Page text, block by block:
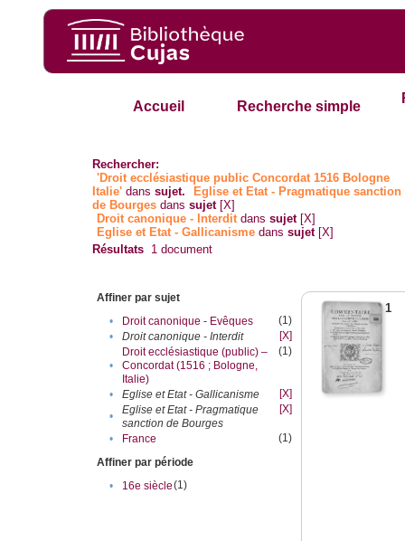
Accueil Recherche simple
Rechercher:
'Droit ecclésiastique public Concordat 1516 Bologne
Italie' danssujet.
Eglise et Etat - Pragmatique sanction
de Bourges danssujet [X]
Droit canonique - Interditdanssujet [X]
Eglise et Etat - Gallicanisme danssujet [X]
Résultats 1 document
Affiner par sujet
•
Droit canonique - Evêques
(1)
•
Droit canonique - Interdit [X]
•
Droit ecclésiastique (public) –
Concordat (1516 ; Bologne,
Italie)
(1)
• Eglise et Etat - Gallicanisme
[X]
•
Eglise et Etat - Pragmatique
sanction de Bourges
[X]
• France
(1)
Affiner par période
•
16e siècle(1)
1